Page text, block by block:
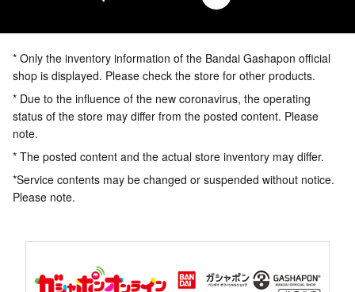
* Only the inventory information of the Bandai Gashapon official
shop is displayed. Please check the store for other products.
* Due to the influence of the new coronavirus, the operating
status of the store may differ from the posted content. Please
note.
* The posted content and the actual store inventory may differ.
*Service contents may be changed or suspended without notice.
Please note.